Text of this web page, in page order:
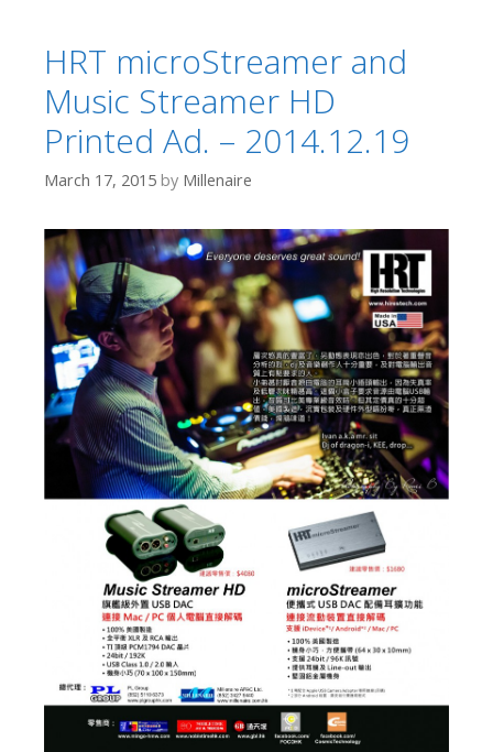
HRT microStreamer and
Music Streamer HD
Printed Ad. – 2014.12.19
March 17, 2015 by Millenaire